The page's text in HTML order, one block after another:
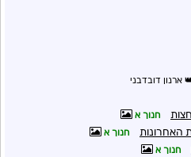
ארנון דובדבני
חנוך א
חנוך א
חנוך א